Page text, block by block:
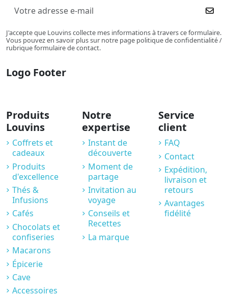
J'accepte que Louvins collecte mes informations à travers ce formulaire.
Vous pouvez en savoir plus sur notre page politique de confidentialité /
rubrique formulaire de contact.
Logo Footer
Produits
Louvins
Coffrets et
cadeaux
Produits
d'excellence
Thés &
Infusions
Cafés
Chocolats et
confiseries
Macarons
Épicerie
Cave
Accessoires
Notre
expertise
Instant de
découverte
Moment de
partage
Invitation au
voyage
Conseils et
Recettes
La marque
Service
client
FAQ
Contact
Expédition,
livraison et
retours
Avantages
fidélité